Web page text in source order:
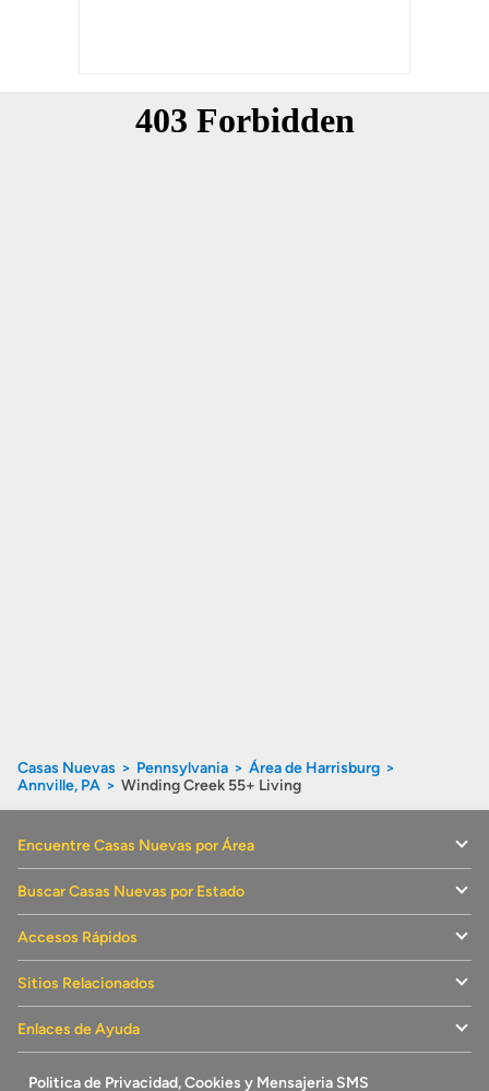
Casas Nuevas Pennsylvania
Área de Harrisburg
Annville, PA
Winding Creek 55+ Living
Encuentre Casas Nuevas por Área
Buscar Casas Nuevas por Estado
Accesos Rápidos
Sitios Relacionados
Enlaces de Ayuda
Politica de Privacidad, Cookies y Mensajeria SMS